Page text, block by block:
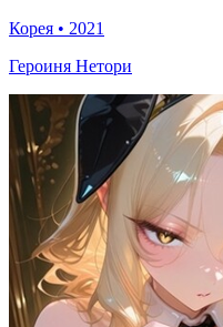
Корея • 2021
Героиня Нетори